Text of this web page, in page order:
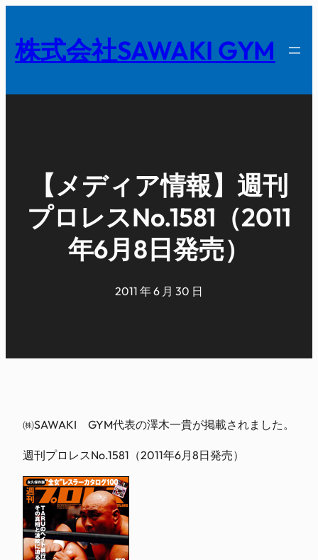
を
キ
株式会社SAWAKI GYM
【メディア情報】週刊
プロレスNo.1581（2011
年6月8日発売）
2011 年 6 月 30 日
㈱SAWAKI GYM代表の澤木一貴が掲載されました。
週刊プロレスNo.1581（2011年6月8日発売）